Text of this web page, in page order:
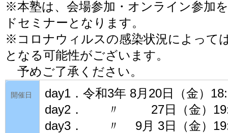
※本塾は、会場参加・オンライン参加
ドセミナーとなります。
※コロナウィルスの感染状況によって
となる可能性がございます。
予めご了承ください。
開催日
day1．令和3年 8月20日（金）
day2． 〃 27日（金）
day3． 〃 9月 3日（金）